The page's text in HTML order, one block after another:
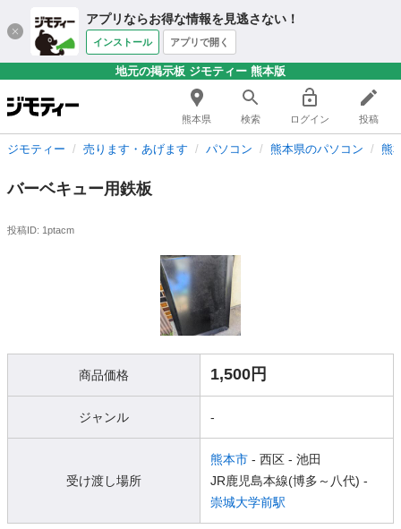
アプリならお得な情報を見逃さない！
インストール アプリで開く
地元の掲示板 ジモティー 熊本版
熊本県 検索 ログイン 投稿
ジモティー 売ります・あげます パソコン 熊本県のパソコン 熊
バーベキュー用鉄板
投稿ID: 1ptacm
商品価格 1,500円
ジャンル -
受け渡し場所
熊本市 - 西区 - 池田
JR鹿児島本線(博多～八代) -
崇城大学前駅